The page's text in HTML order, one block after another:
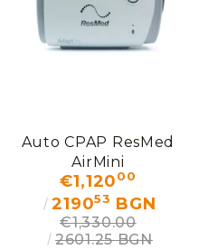
Auto CPAP ResMed
AirMini
€1,12000
219053 BGN
€1,330.00
2601.25 BGN